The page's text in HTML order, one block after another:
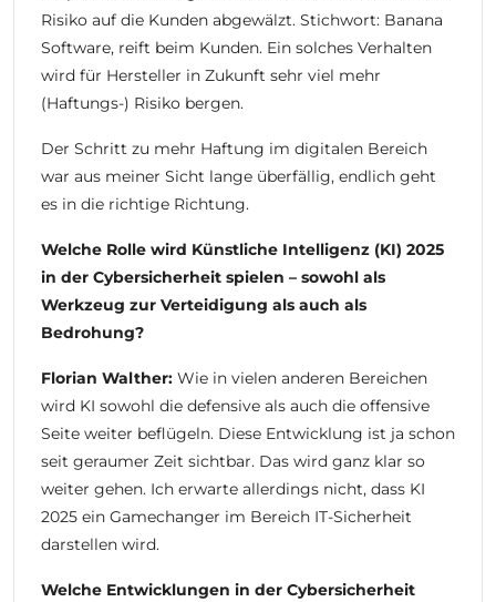
Risiko auf die Kunden abgewälzt. Stichwort: Banana
Software, reift beim Kunden. Ein solches Verhalten
wird für Hersteller in Zukunft sehr viel mehr
(Haftungs-) Risiko bergen.
Der Schritt zu mehr Haftung im digitalen Bereich
war aus meiner Sicht lange überfällig, endlich geht
es in die richtige Richtung.
Welche Rolle wird Künstliche Intelligenz (KI) 2025
in der Cybersicherheit spielen – sowohl als
Werkzeug zur Verteidigung als auch als
Bedrohung?
Florian Walther: Wie in vielen anderen Bereichen
wird KI sowohl die defensive als auch die offensive
Seite weiter beflügeln. Diese Entwicklung ist ja schon
seit geraumer Zeit sichtbar. Das wird ganz klar so
weiter gehen. Ich erwarte allerdings nicht, dass KI
2025 ein Gamechanger im Bereich IT-Sicherheit
darstellen wird.
Welche Entwicklungen in der Cybersicherheit